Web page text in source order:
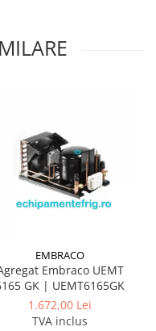
EMBRACO
Embraco UEMT
GK | UEMT6165GK
1.672,00 Lei
TVA inclus